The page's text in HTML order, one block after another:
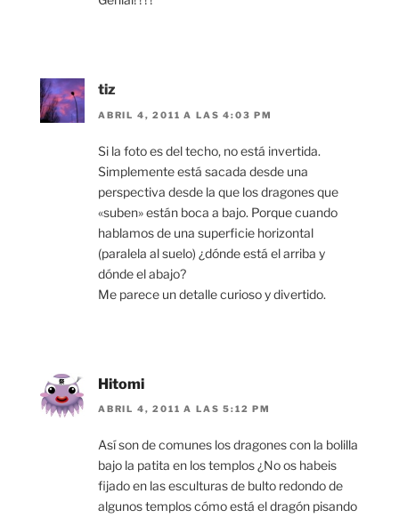
tiz
ABRIL 4, 2011 A LAS 4:03 PM
Si la foto es del techo, no está invertida.
Simplemente está sacada desde una
perspectiva desde la que los dragones que
«suben» están boca a bajo. Porque cuando
hablamos de una superficie horizontal
(paralela al suelo) ¿dónde está el arriba y
dónde el abajo?
Me parece un detalle curioso y divertido.
Hitomi
ABRIL 4, 2011 A LAS 5:12 PM
Así son de comunes los dragones con la bolilla
bajo la patita en los templos ¿No os habeis
fijado en las esculturas de bulto redondo de
algunos templos cómo está el dragón pisando